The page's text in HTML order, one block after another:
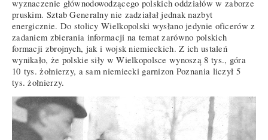
wyznaczenie głównodowodzącego polskich oddziałów w zaborze
pruskim. Sztab Generalny nie zadziałał jednak nazbyt
energicznie. Do stolicy Wielkopolski wysłano jedynie oficerów z
zadaniem zbierania informacji na temat zarówno polskich
formacji zbrojnych, jak i wojsk niemieckich. Z ich ustaleń
wynikało, że polskie siły w Wielkopolsce wynoszą 8 tys., góra
10 tys. żołnierzy, a sam niemiecki garnizon Poznania liczył 5
tys. żołnierzy.